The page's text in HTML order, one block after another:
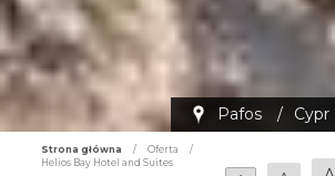
Pafos / Cypr
Strona główna / Oferta
/
Helios Bay Hotel and Suites